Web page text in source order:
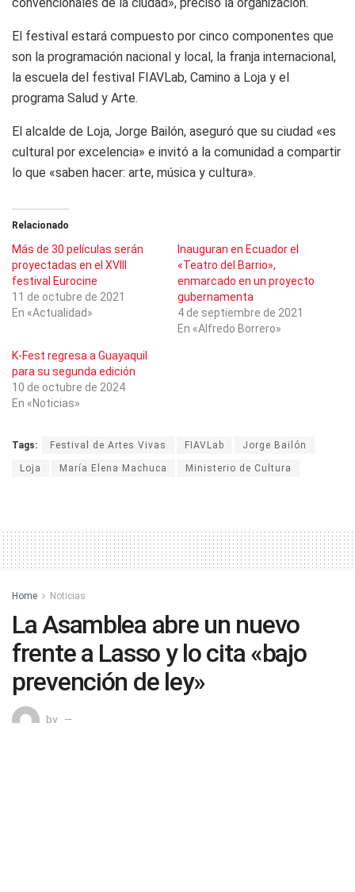
El festival estará compuesto por cinco componentes que
son la programación nacional y local, la franja internacional,
la escuela del festival FIAVLab, Camino a Loja y el
programa Salud y Arte.
El alcalde de Loja, Jorge Bailón, aseguró que su ciudad «es
cultural por excelencia» e invitó a la comunidad a compartir
lo que «saben hacer: arte, música y cultura».
Relacionado
Más de 30 películas serán
proyectadas en el XVIII
festival Eurocine
11 de octubre de 2021
En «Actualidad»
Inauguran en Ecuador el
«Teatro del Barrio»,
enmarcado en un proyecto
gubernamenta
4 de septiembre de 2021
En «Alfredo Borrero»
K-Fest regresa a Guayaquil
para su segunda edición
10 de octubre de 2024
En «Noticias»
Tags: Festival de Artes Vivas FIAVLab Jorge Bailón
Loja María Elena Machuca Ministerio de Cultura
Home Noticias
La Asamblea abre un nuevo
frente a Lasso y lo cita «bajo
prevención de ley»
by